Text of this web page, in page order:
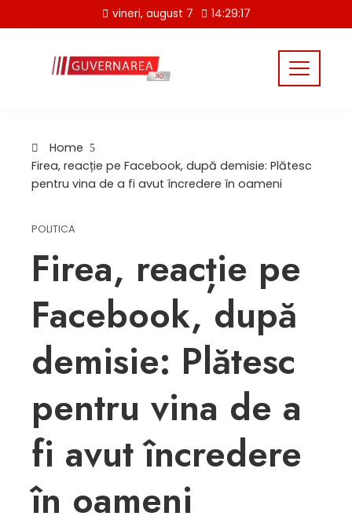
to
vineri, august 7 14:29:18
Home
Firea, reacție pe Facebook, după demisie: Plătesc
pentru vina de a fi avut încredere în oameni
POLITICA
Firea, reacție pe
Facebook, după
demisie: Plătesc
pentru vina de a
fi avut încredere
în oameni